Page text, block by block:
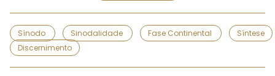
Sínodo Sinodalidade Fase Continental
Síntese
Discernimento